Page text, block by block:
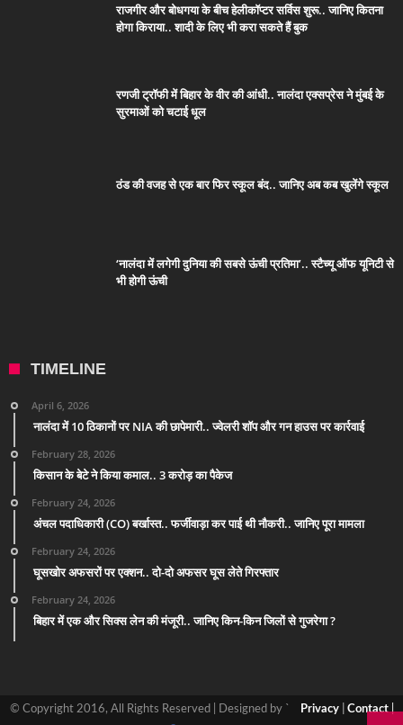
राजगीर और बोधगया के बीच हेलीकॉप्टर सर्विस शुरू.. जानिए कितना
होगा किराया.. शादी के लिए भी करा सकते हैं बुक
रणजी ट्रॉफी में बिहार के वीर की आंधी.. नालंदा एक्सप्रेस ने मुंबई के
सुरमाओं को चटाई धूल
ठंड की वजह से एक बार फिर स्कूल बंद.. जानिए अब कब खुलेंगे स्कूल
‘नालंदा में लगेगी दुनिया की सबसे ऊंची प्रतिमा’.. स्टैच्यू ऑफ यूनिटी से
भी होगी ऊंची
TIMELINE
April 6, 2026
नालंदा में 10 ठिकानों पर NIA की छापेमारी.. ज्वेलरी शॉप और गन हाउस पर कार्रवाई
February 28, 2026
किसान के बेटे ने किया कमाल.. 3 करोड़ का पैकेज
February 24, 2026
अंचल पदाधिकारी (CO) बर्खास्त.. फर्जीवाड़ा कर पाई थी नौकरी.. जानिए पूरा मामला
February 24, 2026
घूसखोर अफसरों पर एक्शन.. दो-दो अफसर घूस लेते गिरफ्तार
February 24, 2026
बिहार में एक और सिक्स लेन की मंजूरी.. जानिए किन-किन जिलों से गुजरेगा ?
© Copyright 2016, All Rights Reserved | Designed by ` Privacy| Contact |